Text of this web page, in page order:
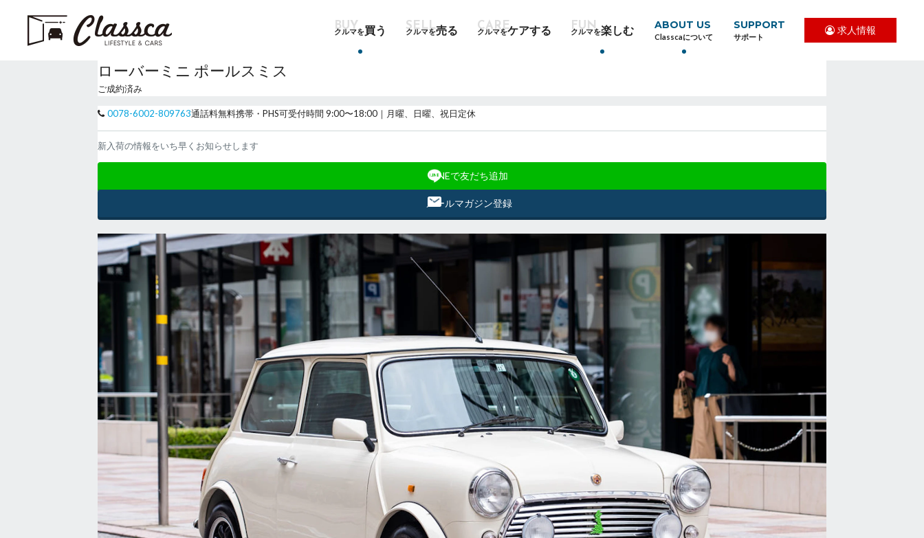
クルマを買う クルマを売る クルマをケアする クルマを楽しむ ABOUT US
Classcaについて
SUPPORT
サポート
求人情報
ローバーミニ ポールスミス
ご成約済み
0078-6002-809763通話料無料携帯・PHS可受付時間 9:00〜18:00｜月曜、日曜、祝日定休
新入荷の情報をいち早くお知らせします
LINEで友だち追加
メールマガジン登録